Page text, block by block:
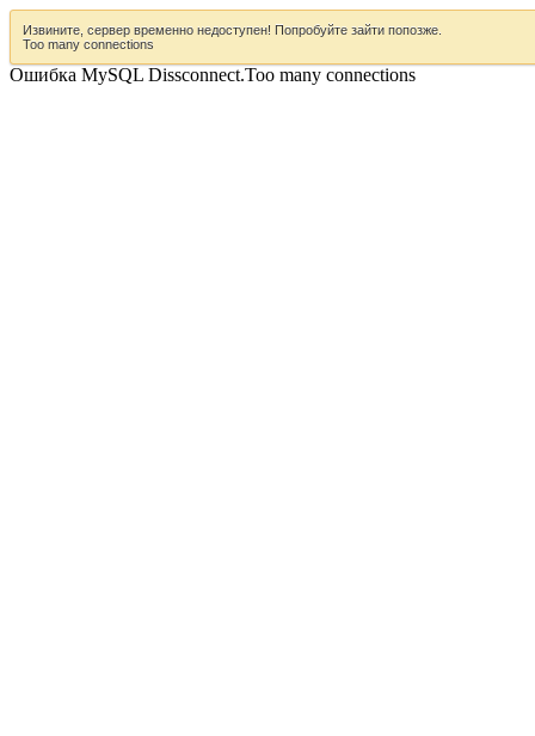
Извините, сервер временно недоступен! Попробуйте зайти попозже.
Too many connections
Ошибка MySQL Dissconnect.Too many connections